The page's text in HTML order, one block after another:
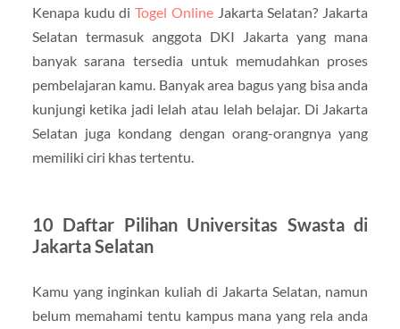
Kenapa kudu diTogel OnlineJakarta Selatan? Jakarta
Selatan termasuk anggota DKI Jakarta yang mana
banyak sarana tersedia untuk memudahkan proses
pembelajaran kamu. Banyak area bagus yang bisa anda
kunjungi ketika jadi lelah atau lelah belajar. Di Jakarta
Selatan juga kondang dengan orang-orangnya yang
memiliki ciri khas tertentu.
10 Daftar Pilihan Universitas Swasta di
Jakarta Selatan
Kamu yang inginkan kuliah di Jakarta Selatan, namun
belum memahami tentu kampus mana yang rela anda